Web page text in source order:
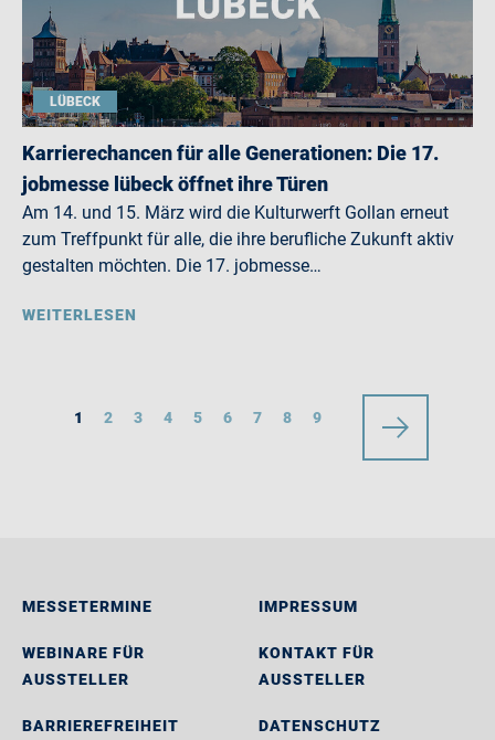
LÜBECK
Karrierechancen für alle Generationen: Die 17.
jobmesse lübeck öffnet ihre Türen
Am 14. und 15. März wird die Kulturwerft Gollan erneut
zum Treffpunkt für alle, die ihre berufliche Zukunft aktiv
gestalten möchten. Die 17. jobmesse…
WEITERLESEN
1 2 3 4 5 6 7 8 9
MESSETERMINE
WEBINARE FÜR
AUSSTELLER
BARRIEREFREIHEIT
IMPRESSUM
KONTAKT FÜR
AUSSTELLER
DATENSCHUTZ